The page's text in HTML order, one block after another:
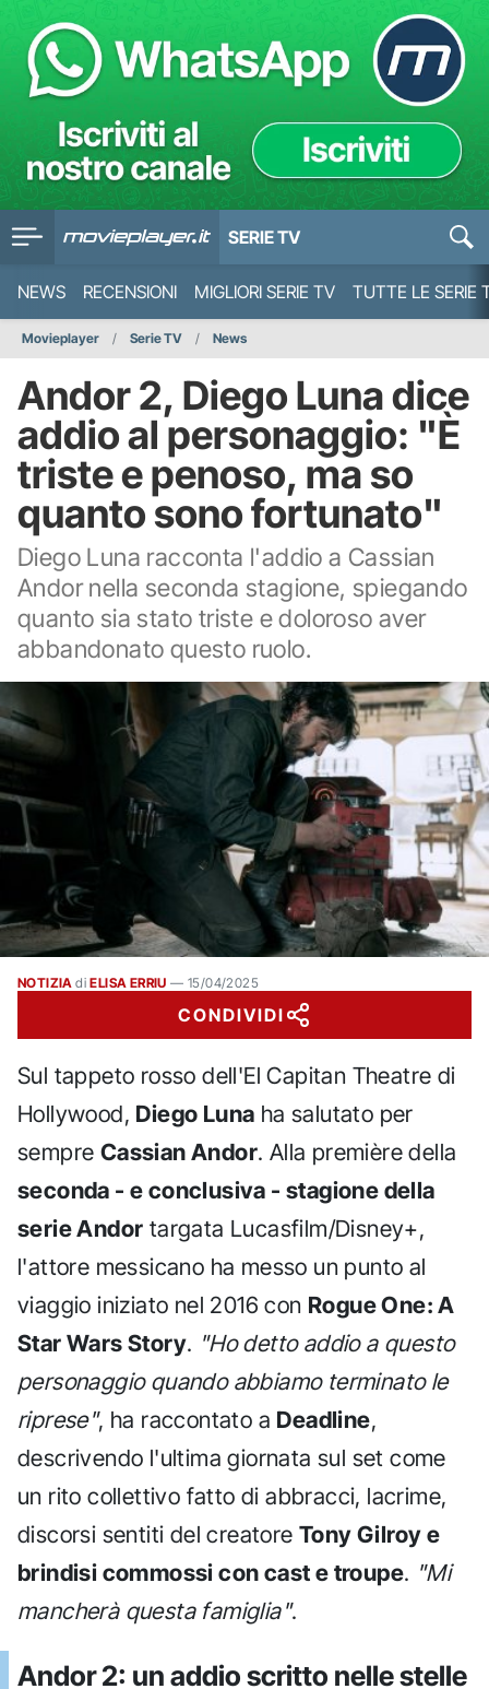
SERIE TV
NEWS RECENSIONI MIGLIORI SERIE TV TUTTE LE SERIE
Movieplayer Serie TV News
Andor 2, Diego Luna dice
addio al personaggio: "È
triste e penoso, ma so
quanto sono fortunato"
Diego Luna racconta l'addio a Cassian
Andor nella seconda stagione, spiegando
quanto sia stato triste e doloroso aver
abbandonato questo ruolo.
NOTIZIA di ELISA ERRIU —15/04/2025
CONDIVIDI
Sul tappeto rosso dell'El Capitan Theatre di
Hollywood, Diego Luna ha salutato per
sempre Cassian Andor. Alla première della
seconda - e conclusiva - stagione della
serie Andor targata Lucasfilm/Disney+,
l'attore messicano ha messo un punto al
viaggio iniziato nel 2016 con Rogue One: A
Star Wars Story. "Ho detto addio a questo
personaggio quando abbiamo terminato le
riprese", ha raccontato a Deadline,
descrivendo l'ultima giornata sul set come
un rito collettivo fatto di abbracci, lacrime,
discorsi sentiti del creatore Tony Gilroy e
brindisi commossi con cast e troupe. "Mi
mancherà questa famiglia".
Andor 2: un addio scritto nelle stelle